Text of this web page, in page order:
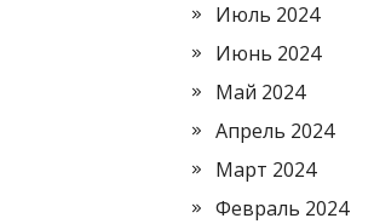
Июль 2024
Июнь 2024
Май 2024
Апрель 2024
Март 2024
Февраль 2024